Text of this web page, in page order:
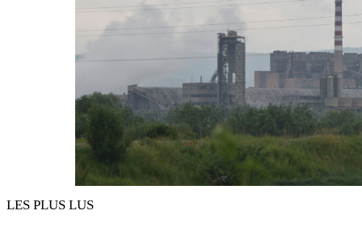
LES PLUS LUS